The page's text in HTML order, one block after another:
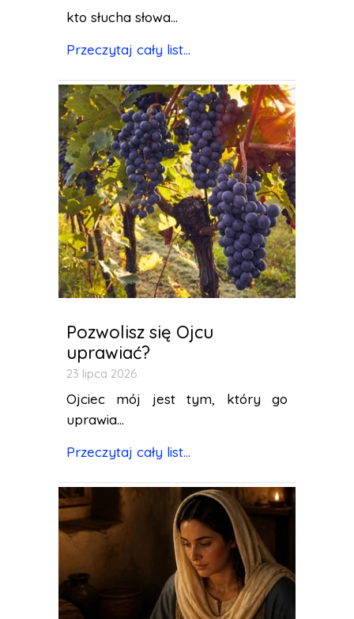
kto słucha słowa...
Przeczytaj cały list...
Pozwolisz się Ojcu
uprawiać?
23 lipca 2026
Ojciec mój jest tym, który go
uprawia...
Przeczytaj cały list...